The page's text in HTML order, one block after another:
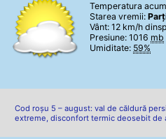
Temperatura
Starea vremii:
Vânt: 12 km/h
Presiune: 1016 mb
Umiditate: 59%
Cod roșu 5 – august: val de căldură
extreme, disconfort termic deosebit de